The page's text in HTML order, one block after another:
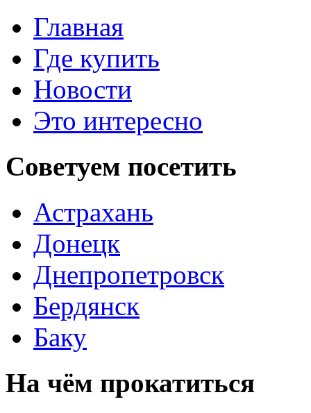
Главная
Где купить
Новости
Это интересно
Советуем посетить
Астрахань
Донецк
Днепропетровск
Бердянск
Баку
На чём прокатиться